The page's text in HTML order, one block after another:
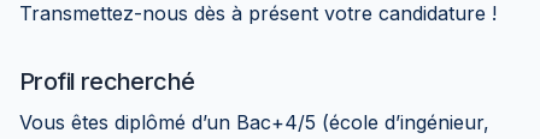
Transmettez-nous dès à présent votre candidature !
Profil recherché
Vous êtes diplômé d’un Bac+4/5 (école d’ingénieur,